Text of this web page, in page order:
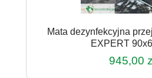
Mata dezynfekcyjna
EXPERT
945,00